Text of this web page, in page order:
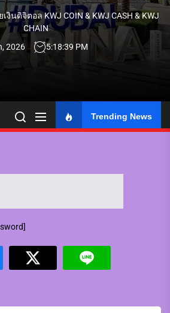
นดิจิตอล KWJ COIN & KWJ CASH & KWJ
CHAIN
2026
5:18:40 PM
Trending News